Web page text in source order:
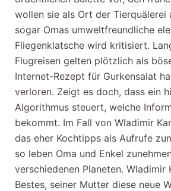
wollen sie als Ort der Tierquälerei
sogar Omas umweltfreundliche
Fliegenklatsche wird kritisiert.
Flugreisen gelten plötzlich als
Internet-Rezept für Gurkensalat
verloren. Zeigt es doch, dass ein
Algorithmus steuert, welche
bekommt. Im Fall von Wladimir
das eher Kochtipps als Aufrufe
so leben Oma und Enkel
verschiedenen Planeten. Wladimir
Bestes, seiner Mutter diese neue